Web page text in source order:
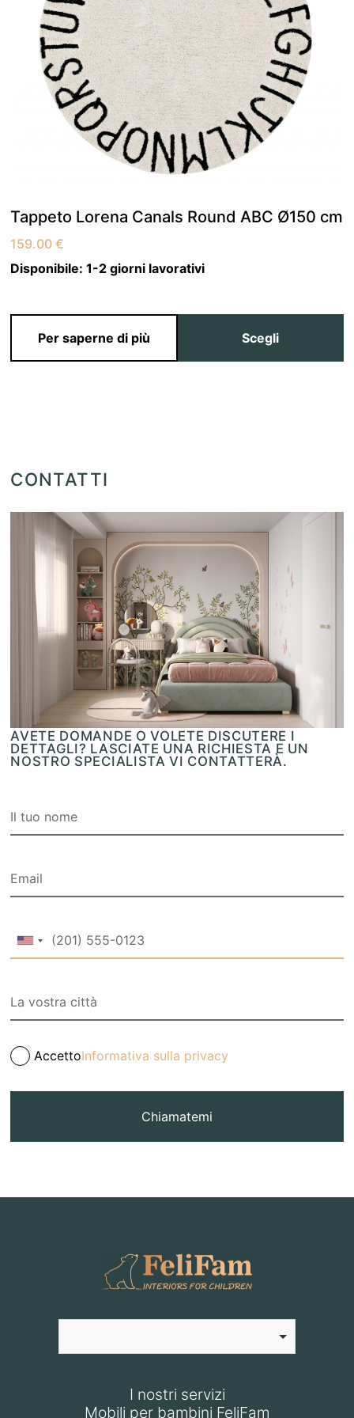
Tappeto Lorena Canals Round ABC Ø150 cm
159.00€
Disponibile:1-2 giorni lavorativi
Per saperne di più Scegli
CONTATTI
AVETE DOMANDE O VOLETE DISCUTERE I
DETTAGLI? LASCIATE UNA RICHIESTA E UN
NOSTRO SPECIALISTA VI CONTATTERÀ.
AccettoInformativa sulla privacy
Chiamatemi
I nostri servizi
Mobili per bambini FeliFam